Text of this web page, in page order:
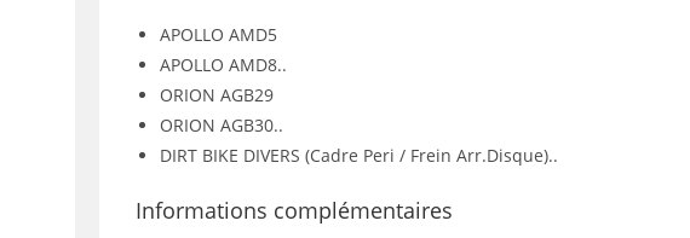
APOLLO AMD5
APOLLO AMD8..
ORION AGB29
ORION AGB30..
DIRT BIKE DIVERS (Cadre Peri / Frein Arr.Disque)..
Informations complémentaires